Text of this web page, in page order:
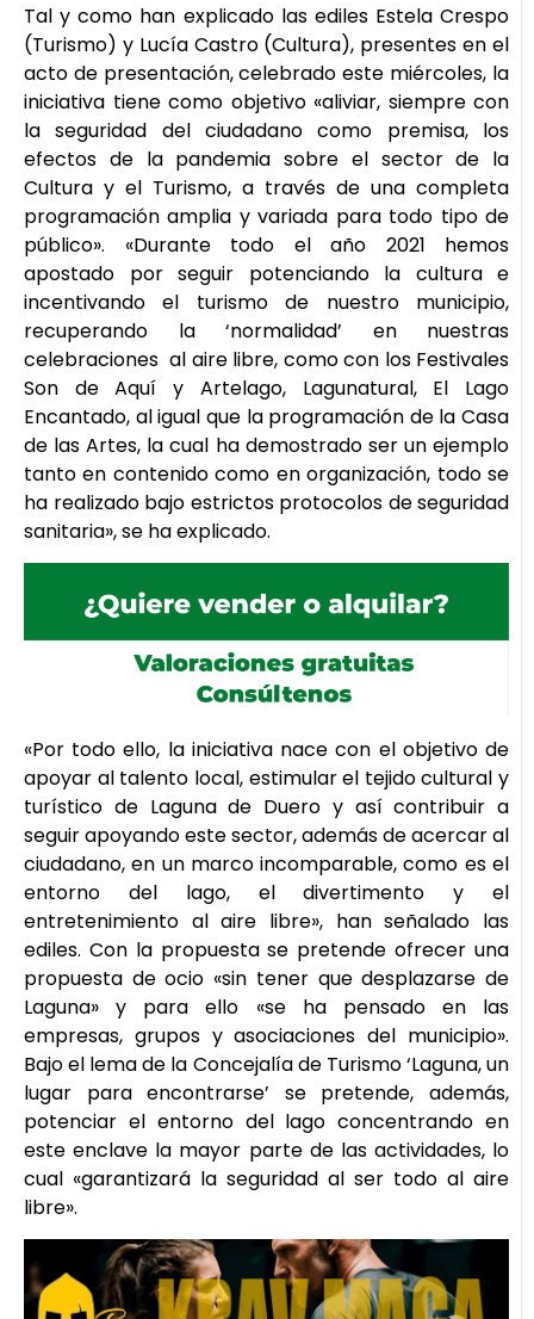
Tal y como han explicado las ediles Estela Crespo
(Turismo) y Lucía Castro (Cultura), presentes en el
acto de presentación, celebrado este miércoles, la
iniciativa tiene como objetivo «aliviar, siempre con
la seguridad del ciudadano como premisa, los
efectos de la pandemia sobre el sector de la
Cultura y el Turismo, a través de una completa
programación amplia y variada para todo tipo de
público». «Durante todo el año 2021 hemos
apostado por seguir potenciando la cultura e
incentivando el turismo de nuestro municipio,
recuperando la ‘normalidad’ en nuestras
celebraciones al aire libre, como con los Festivales
Son de Aquí y Artelago, Lagunatural, El Lago
Encantado, al igual que la programación de la Casa
de las Artes, la cual ha demostrado ser un ejemplo
tanto en contenido como en organización, todo se
ha realizado bajo estrictos protocolos de seguridad
sanitaria», se ha explicado.
«Por todo ello, la iniciativa nace con el objetivo de
apoyar al talento local, estimular el tejido cultural y
turístico de Laguna de Duero y así contribuir a
seguir apoyando este sector, además de acercar al
ciudadano, en un marco incomparable, como es el
entorno del lago, el divertimento y el
entretenimiento al aire libre», han señalado las
ediles. Con la propuesta se pretende ofrecer una
propuesta de ocio «sin tener que desplazarse de
Laguna» y para ello «se ha pensado en las
empresas, grupos y asociaciones del municipio».
Bajo el lema de la Concejalía de Turismo ‘Laguna, un
lugar para encontrarse’ se pretende, además,
potenciar el entorno del lago concentrando en
este enclave la mayor parte de las actividades, lo
cual «garantizará la seguridad al ser todo al aire
libre».